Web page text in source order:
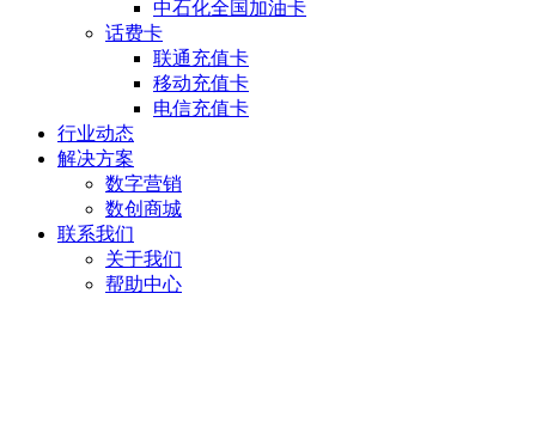
中石化全国加油卡
话费卡
联通充值卡
移动充值卡
电信充值卡
行业动态
解决方案
数字营销
数创商城
联系我们
关于我们
帮助中心